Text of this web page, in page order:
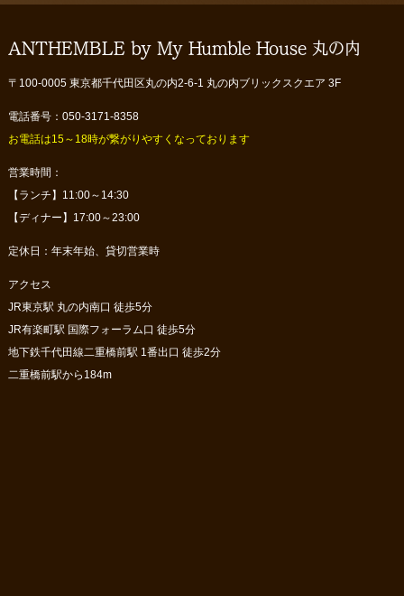
ANTHEMBLE by My Humble House 丸の内
〒100-0005 東京都千代田区丸の内2-6-1 丸の内ブリックスクエア 3F
電話番号：050-3171-8358
お電話は15～18時が繋がりやすくなっております
営業時間：
【ランチ】11:00～14:30
【ディナー】17:00～23:00
定休日：年末年始、貸切営業時
アクセス
JR東京駅 丸の内南口 徒歩5分
JR有楽町駅 国際フォーラム口 徒歩5分
地下鉄千代田線二重橋前駅 1番出口 徒歩2分
二重橋前駅から184m